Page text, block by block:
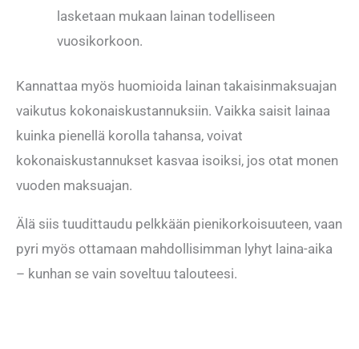
lasketaan mukaan lainan todelliseen
vuosikorkoon.
Kannattaa myös huomioida lainan takaisinmaksuajan
vaikutus kokonaiskustannuksiin. Vaikka saisit lainaa
kuinka pienellä korolla tahansa, voivat
kokonaiskustannukset kasvaa isoiksi, jos otat monen
vuoden maksuajan.
Älä siis tuudittaudu pelkkään pienikorkoisuuteen, vaan
pyri myös ottamaan mahdollisimman lyhyt laina-aika
– kunhan se vain soveltuu talouteesi.